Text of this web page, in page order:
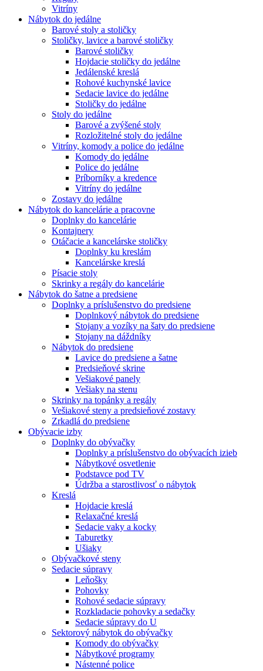
Vitríny
Nábytok do jedálne
Barové stoly a stoličky
Stoličky, lavice a barové stoličky
Barové stoličky
Hojdacie stoličky do jedálne
Jedálenské kreslá
Rohové kuchynské lavice
Sedacie lavice do jedálne
Stoličky do jedálne
Stoly do jedálne
Barové a zvýšené stoly
Rozložitelné stoly do jedálne
Vitríny, komody a police do jedálne
Komody do jedálne
Police do jedálne
Príborníky a kredence
Vitríny do jedálne
Zostavy do jedálne
Nábytok do kancelárie a pracovne
Doplnky do kancelárie
Kontajnery
Otáčacie a kancelárske stoličky
Doplnky ku kreslám
Kancelárske kreslá
Písacie stoly
Skrinky a regály do kancelárie
Nábytok do šatne a predsiene
Doplnky a príslušenstvo do predsiene
Doplnkový nábytok do predsiene
Stojany a vozíky na šaty do predsiene
Stojany na dáždníky
Nábytok do predsiene
Lavice do predsiene a šatne
Predsieňové skrine
Vešiakové panely
Vešiaky na stenu
Skrinky na topánky a regály
Vešiakové steny a predsieňové zostavy
Zrkadlá do predsiene
Obývacie izby
Doplnky do obývačky
Doplnky a príslušenstvo do obývacích izieb
Nábytkové osvetlenie
Podstavce pod TV
Údržba a starostlivosť o nábytok
Kreslá
Hojdacie kreslá
Relaxačné kreslá
Sedacie vaky a kocky
Taburetky
Ušiaky
Obývačkové steny
Sedacie súpravy
Leňošky
Pohovky
Rohové sedacie súpravy
Rozkladacie pohovky a sedačky
Sedacie súpravy do U
Sektorový nábytok do obývačky
Komody do obývačky
Nábytkové programy
Nástenné police